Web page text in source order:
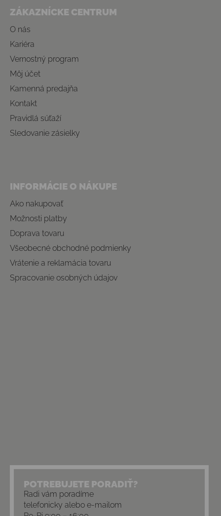
ZÁKAZNÍCKE CENTRUM
O nás
Kariéra
Vernostný program
Môj účet
Kamenná predajňa
Kontakt
Pravidlá súťaží
Sledovanie zásielky
INFORMÁCIE O NÁKUPE
Ako nakupovať
Možnosti platby
Doprava tovaru
Všeobecné obchodné podmienky
Vrátenie a reklamácia tovaru
Spracovanie osobných údajov
POTREBUJETE PORADIŤ?
Radi vám poradíme
telefonicky alebo e-mailom